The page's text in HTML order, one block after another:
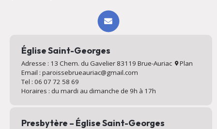
Église Saint-Georges
Adresse : 13 Chem. du Gavelier 83119 Brue-Auriac
Plan
Email : paroissebrueauriac@gmail.com
Tel : 06 07 72 58 69
Horaires : du mardi au dimanche de 9h à 17h
Presbytère – Église Saint-Georges